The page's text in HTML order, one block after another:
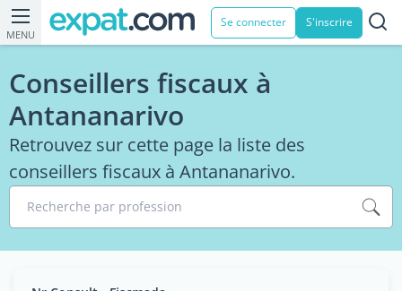
MENU
Se connecter S'inscrire
Conseillers fiscaux à
Antananarivo
Retrouvez sur cette page la liste des
conseillers fiscaux à Antananarivo.
Recherche par profession